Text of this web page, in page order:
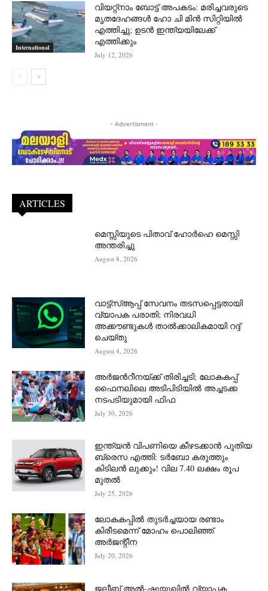
International
വിയറ്റ്നാം ബോട്ട് അപകടം: മരിച്ചവരുടെ
മൃതദേഹങ്ങൾ ഹോ ചി മിൻ സിറ്റിയിൽ
എത്തിച്ചു; ഉടൻ ഇന്ത്യയിലേക്ക്
എത്തിക്കും
July 12, 2026
- Advertisment -
ARTICLES
മെസ്സിയുടെ പിതാവ് ഹോർഹെ മെസ്സി
അന്തരിച്ചു
August 8, 2026
വാട്ട്‌സ്ആപ്പ് സേവനം തടസപ്പെട്ടതായി
വ്യാപക പരാതി; നിരവധി
അക്കൗണ്ടുകൾ താൽക്കാലികമായി റദ്ദ്
ചെയ്തു
August 4, 2026
അർജന്‍റീനയ്ക്ക് തിരിച്ചടി; ലോകകപ്പ്
ഫൈനലിലെ അടിപിടിയിൽ അച്ചടക്ക
നടപടിയുമായി ഫിഫ
July 30, 2026
ഇന്ത്യൻ വിപണിയെ കീഴടക്കാന്‍ പുതിയ
ബ്രെസ എത്തി: ടർബോ കരുത്തും
കിടിലൻ ലുക്കും! വില 7.40 ലക്ഷം രൂപ
മുതൽ
July 25, 2026
ലോകകപ്പിൽ തുടർച്ചയായ രണ്ടാം
കിരീടമെന്ന് മോഹം പൊലിഞ്ഞ്
അർ‍ജന്റീന
July 20, 2026
ജലീബ് അൽ-ഷുയൂഖിൽ വ്യാപക